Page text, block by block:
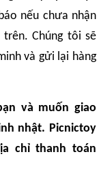
nếu chưa nhận
Chúng tôi sẽ
và gửi lại hàng
và muốn giao
nhật. Picnictoy
chỉ thanh toán